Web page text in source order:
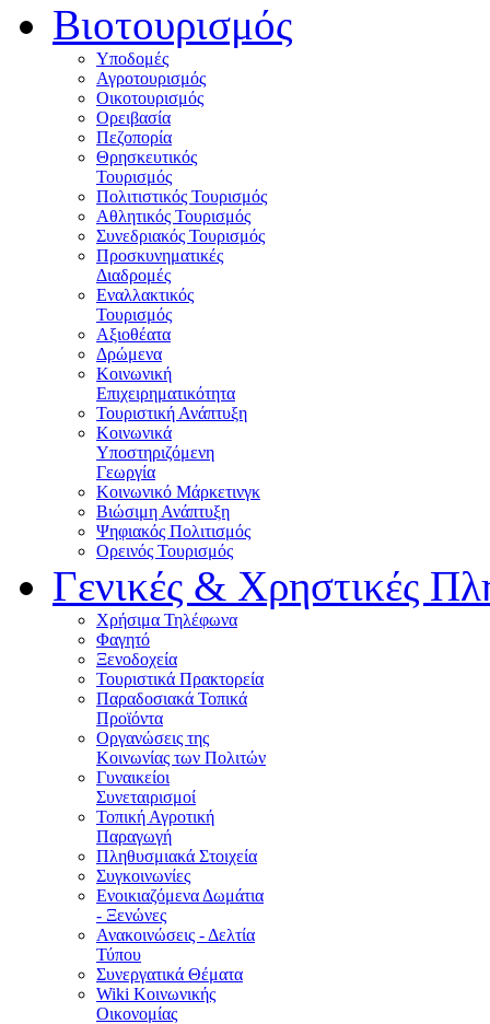
Βιοτουρισμός
Υποδομές
Αγροτουρισμός
Οικοτουρισμός
Ορειβασία
Πεζοπορία
Θρησκευτικός
Τουρισμός
Πολιτιστικός Τουρισμός
Αθλητικός Τουρισμός
Συνεδριακός Τουρισμός
Προσκυνηματικές
Διαδρομές
Εναλλακτικός
Τουρισμός
Αξιοθέατα
Δρώμενα
Κοινωνική
Επιχειρηματικότητα
Τουριστική Ανάπτυξη
Κοινωνικά
Υποστηριζόμενη
Γεωργία
Κοινωνικό Μάρκετινγκ
Βιώσιμη Ανάπτυξη
Ψηφιακός Πολιτισμός
Ορεινός Τουρισμός
Γενικές & Χρηστικές
Χρήσιμα Τηλέφωνα
Φαγητό
Ξενοδοχεία
Τουριστικά Πρακτορεία
Παραδοσιακά Τοπικά
Προϊόντα
Οργανώσεις της
Κοινωνίας των Πολιτών
Γυναικείοι
Συνεταιρισμοί
Τοπική Αγροτική
Παραγωγή
Πληθυσμιακά Στοιχεία
Συγκοινωνίες
Ενοικιαζόμενα Δωμάτια
- Ξενώνες
Ανακοινώσεις - Δελτία
Τύπου
Συνεργατικά Θέματα
Wiki Κοινωνικής
Οικονομίας